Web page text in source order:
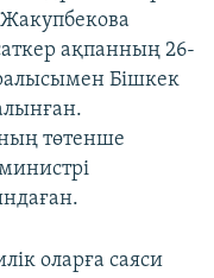
ақпанның 26-
Бішкек
төтенше
оларға саяси